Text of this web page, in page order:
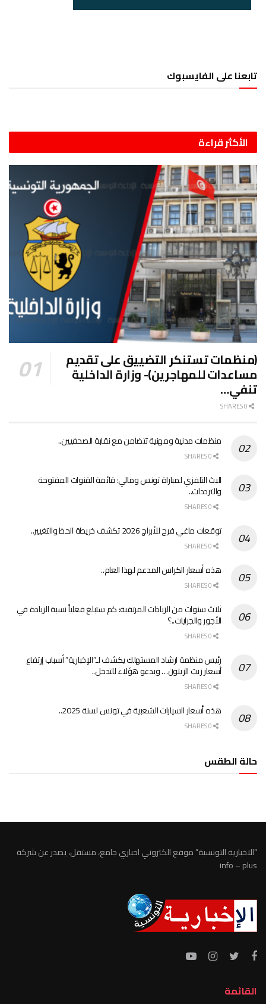
تابعنا على الفايسبوك
الأكثر قراءة
(منظمات تستنكر التضييق على تقديم
مساعدات للمهاجرين)- وزارة الداخلية
تنفي…
منظمات مدنية ومهنية تتضامن مع نقابة الصحفيين..
البث التلفزي لمباراة تونس ومالي: قائمة القنوات المفتوحة
والترددات..
توقعات ماغي فرح للأبراج 2026 تكشف خريطة الحظ والتغيير..
هذه أسعار الكراس المدعم لهذا العام..
ثلاث سنوات من الزيادات المرتقبة: كم ستبلغ فعلياً نسبة الزيادة في
الأجور والجرايات..؟
رئيس منظمة ارشاد المستهلك يكشف لـ”الإخبارية” أسباب إرتفاع
أسعار زيت الزيتون… ويدعو هؤلاء للتدخل..
هذه أسعار السيارات الشعبية في تونس لسنة 2025..
حالة الطقس
“الاخبارية التونسية” موقع الكتروني اخباري جامع، مستقل، يصدر عن شركة
info – plus
القائمة